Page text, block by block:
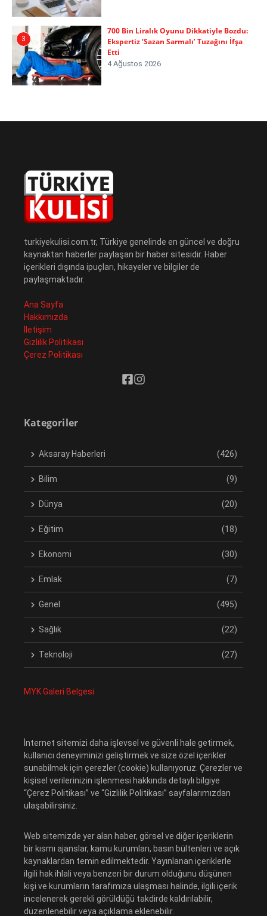
3
700 Bin Liralık Oyunu Dikkatiyle Bozdu:
Ekspertiz ‘Sazan Sarmalı’ Tuzağını İfşa
Etti
4 Ağustos 2026
turkiyekulisi.com.tr, Türkiye genelinde en güncel ve doğru
kaynaktan haberler paylaşan bir haber sitesidir. Haber
içerikleri dışında ipuçları, hikayeler ve bilgiler de
paylaşmaktadır.
Ana Sayfa
Hakkımızda
İletişim
Gizlilik Politikası
Çerez Politikası
Kategoriler
Aksaray Haberleri (426)
Bilim (9)
Dünya (20)
Eğitim (18)
Ekonomi (30)
Emlak (7)
Genel (495)
Sağlık (22)
Teknoloji (27)
MYK Galeri Belgesi
İnternet sitemizi daha işlevsel ve güvenli hale getirmek,
kullanıcı deneyiminizi geliştirmek ve size özel içerikler
sunabilmek için çerezler (cookie) kullanıyoruz. Çerezler ve
kişisel verilerinizin işlenmesi hakkında detaylı bilgiye
“Çerez Politikası” ve “Gizlilik Politikası” sayfalarımızdan
ulaşabilirsiniz.
Web sitemizde yer alan haber, görsel ve diğer içeriklerin
bir kısmı ajanslar, kamu kurumları, basın bültenleri ve açık
kaynaklardan temin edilmektedir. Yayınlanan içeriklerle
ilgili hak ihlali veya benzeri bir durum olduğunu düşünen
kişi ve kurumların tarafımıza ulaşması halinde, ilgili içerik
incelenerek gerekli görüldüğü takdirde kaldırılabilir,
düzenlenebilir veya açıklama eklenebilir.